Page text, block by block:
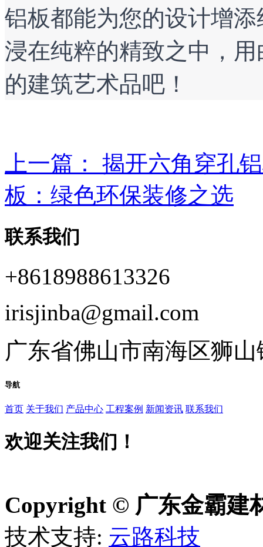
铝板都能为您的设计增
浸在纯粹的精致之中，
的建筑艺术品吧！
上一篇： 揭开六角穿孔
板：绿色环保装修之选
联系我们
+8618988613326
irisjinba@gmail.com
广东省佛山市南海区狮
导航
首页 关于我们 产品中心 工程案例 新闻资讯 联系我们
欢迎关注我们！
Copyright © 广东金霸建
技术支持: 云路科技